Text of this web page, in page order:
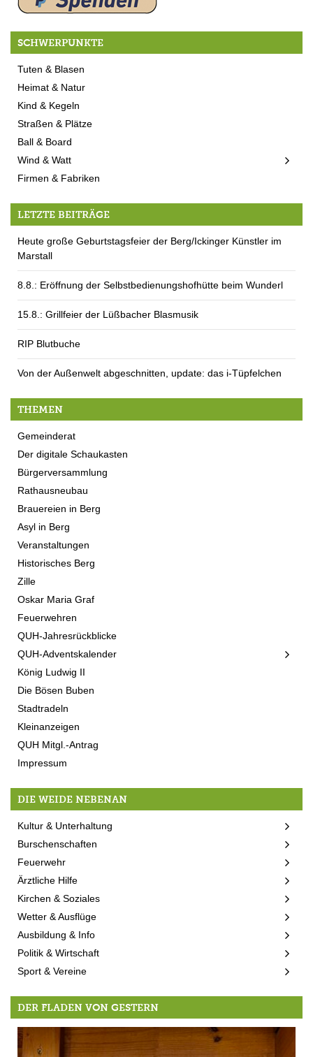
SCHWERPUNKTE
Tuten & Blasen
Heimat & Natur
Kind & Kegeln
Straßen & Plätze
Ball & Board
Wind & Watt
Firmen & Fabriken
LETZTE BEITRÄGE
Heute große Geburtstagsfeier der Berg/Ickinger Künstler im
Marstall
8.8.: Eröffnung der Selbstbedienungshofhütte beim Wunderl
15.8.: Grillfeier der Lüßbacher Blasmusik
RIP Blutbuche
Von der Außenwelt abgeschnitten, update: das i-Tüpfelchen
THEMEN
Gemeinderat
Der digitale Schaukasten
Bürgerversammlung
Rathausneubau
Brauereien in Berg
Asyl in Berg
Veranstaltungen
Historisches Berg
Zille
Oskar Maria Graf
Feuerwehren
QUH-Jahresrückblicke
QUH-Adventskalender
König Ludwig II
Die Bösen Buben
Stadtradeln
Kleinanzeigen
QUH Mitgl.-Antrag
Impressum
DIE WEIDE NEBENAN
Kultur & Unterhaltung
Burschenschaften
Feuerwehr
Ärztliche Hilfe
Kirchen & Soziales
Wetter & Ausflüge
Ausbildung & Info
Politik & Wirtschaft
Sport & Vereine
DER FLADEN VON GESTERN